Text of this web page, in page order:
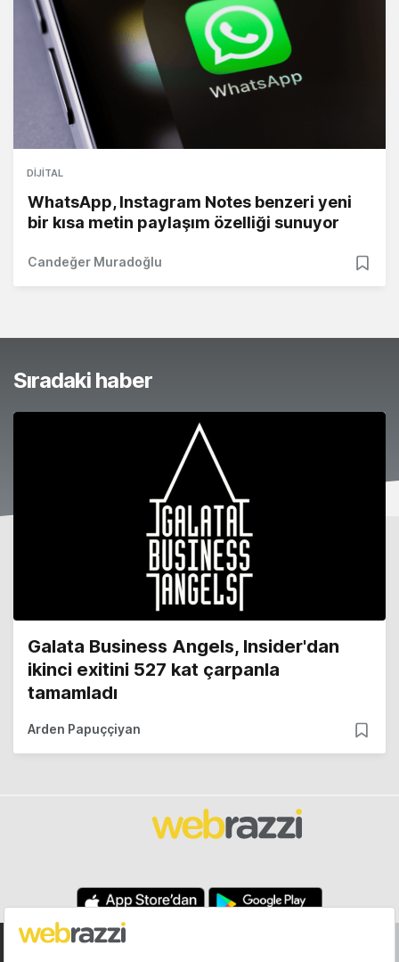
DIJITAL
WhatsApp, Instagram Notes benzeri yeni
bir kısa metin paylaşım özelliği sunuyor
Candeğer Muradoğlu
Sıradaki haber
Galata Business Angels, Insider'dan
ikinci exitini 527 kat çarpanla
tamamladı
Arden Papuççiyan